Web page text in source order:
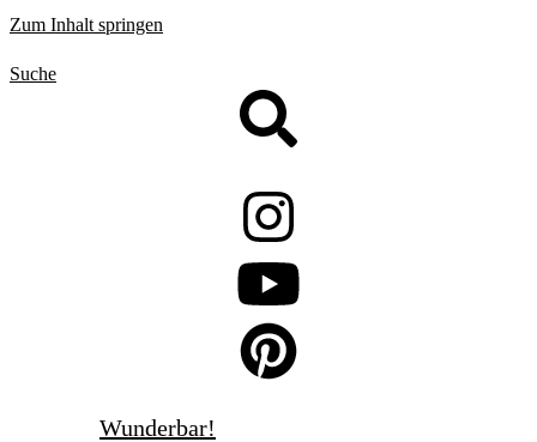
Zum Inhalt springen
Suche
Wunderbar!